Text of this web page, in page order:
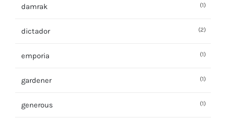
damrak (1)
dictador (2)
emporia (1)
gardener (1)
generous (1)